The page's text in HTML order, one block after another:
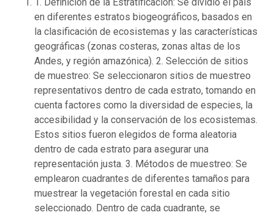
en diferentes estratos biogeográficos, basados en
la clasificación de ecosistemas y las características
geográficas (zonas costeras, zonas altas de los
Andes, y región amazónica). 2. Selección de sitios
de muestreo: Se seleccionaron sitios de muestreo
representativos dentro de cada estrato, tomando en
cuenta factores como la diversidad de especies, la
accesibilidad y la conservación de los ecosistemas.
Estos sitios fueron elegidos de forma aleatoria
dentro de cada estrato para asegurar una
representación justa. 3. Métodos de muestreo: Se
emplearon cuadrantes de diferentes tamaños para
muestrear la vegetación forestal en cada sitio
seleccionado. Dentro de cada cuadrante, se